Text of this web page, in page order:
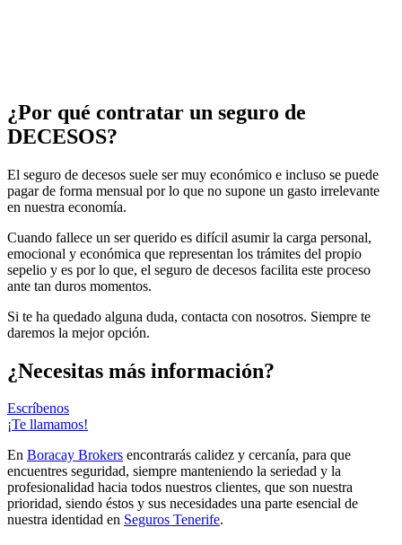
¿Por qué contratar un seguro de
DECESOS?
El seguro de decesos suele ser muy económico e incluso se puede
pagar de forma mensual por lo que no supone un gasto irrelevante
en nuestra economía.
Cuando fallece un ser querido es difícil asumir la carga personal,
emocional y económica que representan los trámites del propio
sepelio y es por lo que, el seguro de decesos facilita este proceso
ante tan duros momentos.
Si te ha quedado alguna duda, contacta con nosotros. Siempre te
daremos la mejor opción.
¿Necesitas más información?
Escríbenos
¡Te llamamos!
En Boracay Brokers encontrarás calidez y cercanía, para que
encuentres seguridad, siempre manteniendo la seriedad y la
profesionalidad hacia todos nuestros clientes, que son nuestra
prioridad, siendo éstos y sus necesidades una parte esencial de
nuestra identidad en Seguros Tenerife.